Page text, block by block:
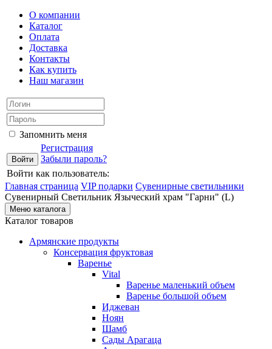
О компании
Каталог
Оплата
Доставка
Контакты
Как купить
Наш магазин
Запомнить меня
Регистрация
Забыли пароль?
Войти как пользователь:
Главная страница VIP подарки Сувенирные светильники
Сувенирный Светильник Языческий храм "Гарни" (L)
Меню каталога
Каталог товаров
Армянские продукты
Консервация фруктовая
Варенье
Vital
Варенье маленький объем
Варенье большой объем
Иджеван
Ноян
Шамб
Сады Арагаца